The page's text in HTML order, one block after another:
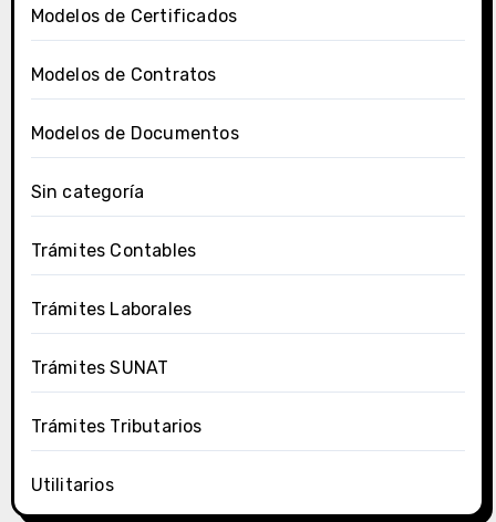
Modelos de Certificados
Modelos de Contratos
Modelos de Documentos
Sin categoría
Trámites Contables
Trámites Laborales
Trámites SUNAT
Trámites Tributarios
Utilitarios